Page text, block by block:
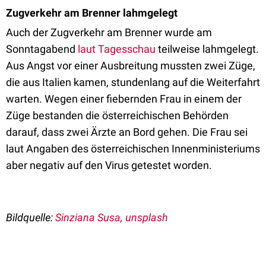
Zugverkehr am Brenner lahmgelegt
Auch der Zugverkehr am Brenner wurde am
Sonntagabend laut Tagesschau teilweise lahmgelegt.
Aus Angst vor einer Ausbreitung mussten zwei Züge,
die aus Italien kamen, stundenlang auf die Weiterfahrt
warten. Wegen einer fiebernden Frau in einem der
Züge bestanden die österreichischen Behörden
darauf, dass zwei Ärzte an Bord gehen. Die Frau sei
laut Angaben des österreichischen Innenministeriums
aber negativ auf den Virus getestet worden.
Bildquelle:Sinziana Susa, unsplash